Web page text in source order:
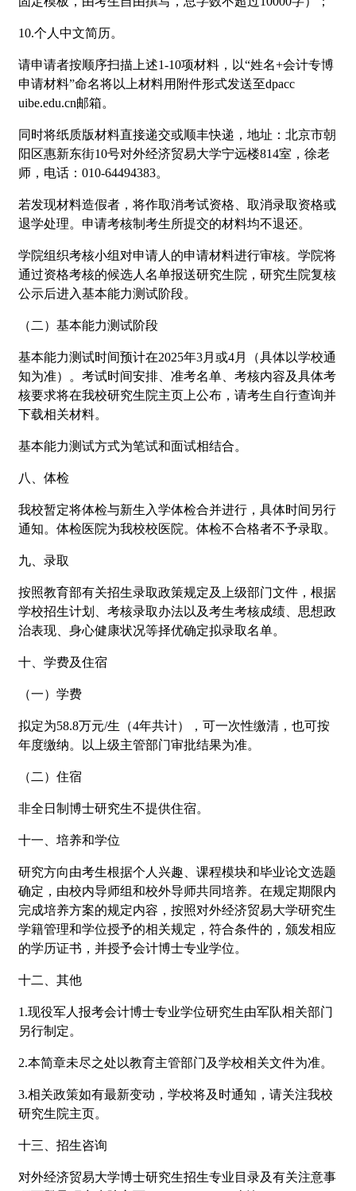
10.个人中文简历。
请申请者按顺序扫描上述1-10项材料，以“姓名+会计专博
申请材料”命名将以上材料用附件形式发送至dpacc
uibe.edu.cn邮箱。
同时将纸质版材料直接递交或顺丰快递，地址：北京市朝
阳区惠新东街10号对外经济贸易大学宁远楼814室，徐老
师，电话：010-64494383。
若发现材料造假者，将作取消考试资格、取消录取资格或
退学处理。申请考核制考生所提交的材料均不退还。
学院组织考核小组对申请人的申请材料进行审核。学院将
通过资格考核的候选人名单报送研究生院，研究生院复核
公示后进入基本能力测试阶段。
（二）基本能力测试阶段
基本能力测试时间预计在2025年3月或4月（具体以学校通
知为准）。考试时间安排、准考名单、考核内容及具体考
核要求将在我校研究生院主页上公布，请考生自行查询并
下载相关材料。
基本能力测试方式为笔试和面试相结合。
八、体检
我校暂定将体检与新生入学体检合并进行，具体时间另行
通知。体检医院为我校校医院。体检不合格者不予录取。
九、录取
按照教育部有关招生录取政策规定及上级部门文件，根据
学校招生计划、考核录取办法以及考生考核成绩、思想政
治表现、身心健康状况等择优确定拟录取名单。
十、学费及住宿
（一）学费
拟定为58.8万元/生（4年共计），可一次性缴清，也可按
年度缴纳。以上级主管部门审批结果为准。
（二）住宿
非全日制博士研究生不提供住宿。
十一、培养和学位
研究方向由考生根据个人兴趣、课程模块和毕业论文选题
确定，由校内导师组和校外导师共同培养。在规定期限内
完成培养方案的规定内容，按照对外经济贸易大学研究生
学籍管理和学位授予的相关规定，符合条件的，颁发相应
的学历证书，并授予会计博士专业学位。
十二、其他
1.现役军人报考会计博士专业学位研究生由军队相关部门
另行制定。
2.本简章未尽之处以教育主管部门及学校相关文件为准。
3.相关政策如有最新变动，学校将及时通知，请关注我校
研究生院主页。
十三、招生咨询
对外经济贸易大学博士研究生招生专业目录及有关注意事